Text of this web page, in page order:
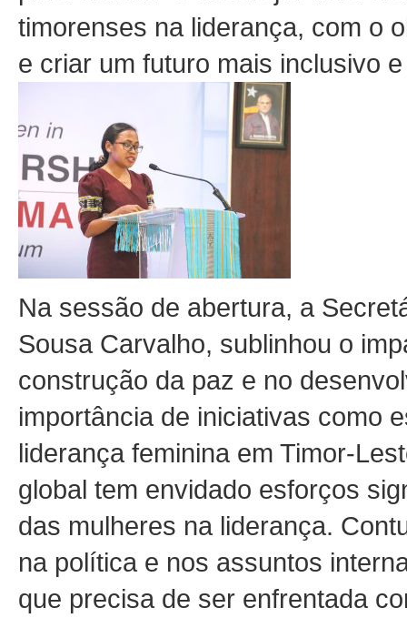
timorenses na liderança, com o
e criar um futuro mais inclusivo
Na sessão de abertura, a
Sousa Carvalho, sublinhou o
construção da paz e no
importância de iniciativas como
liderança feminina em Timor-
global tem envidado esforços
das mulheres na liderança.
na política e nos assuntos
que precisa de ser enfrentada